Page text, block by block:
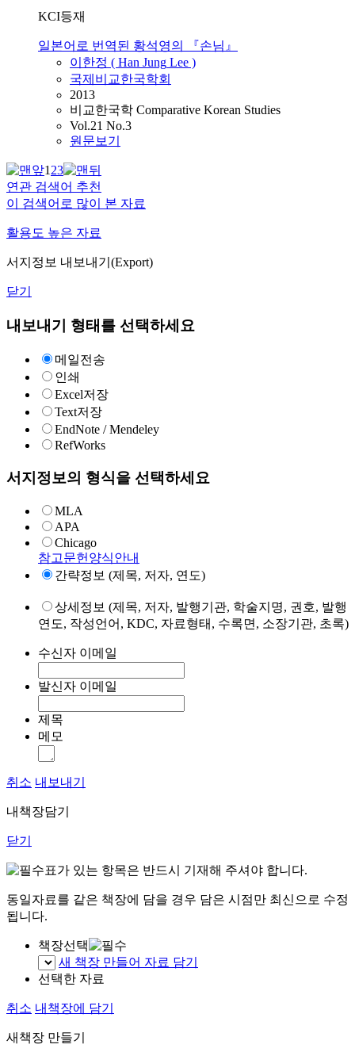
KCI등재
일본어로 번역된 황석영의 『손님』
이한정 ( Han Jung Lee )
국제비교한국학회
2013
비교한국학 Comparative Korean Studies
Vol.21 No.3
원문보기
123
연관 검색어 추천
이 검색어로 많이 본 자료
활용도 높은 자료
서지정보 내보내기(Export)
닫기
내보내기 형태를 선택하세요
메일전송
인쇄
Excel저장
Text저장
EndNote / Mendeley
RefWorks
서지정보의 형식을 선택하세요
MLA
APA
Chicago
참고문헌양식안내
간략정보 (제목, 저자, 연도)
상세정보 (제목, 저자, 발행기관, 학술지명, 권호, 발행
연도, 작성언어, KDC, 자료형태, 수록면, 소장기관, 초록)
수신자 이메일
발신자 이메일
제목
메모
취소 내보내기
내책장담기
닫기
표가 있는 항목은 반드시 기재해 주셔야 합니다.
동일자료를 같은 책장에 담을 경우 담은 시점만 최신으로 수정
됩니다.
책장선택
새 책장 만들어 자료 담기
선택한 자료
취소 내책장에 담기
새책장 만들기